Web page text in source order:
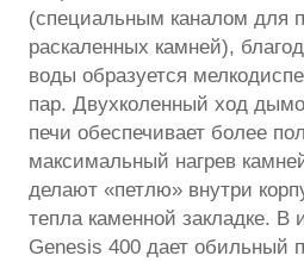
(специальным каналом для
раскаленных камней),
воды образуется
пар. Двухколенный ход
печи обеспечивает более
максимальный нагрев
делают «петлю» внутри
тепла каменной закладке. В
Genesis 400 дает обильный